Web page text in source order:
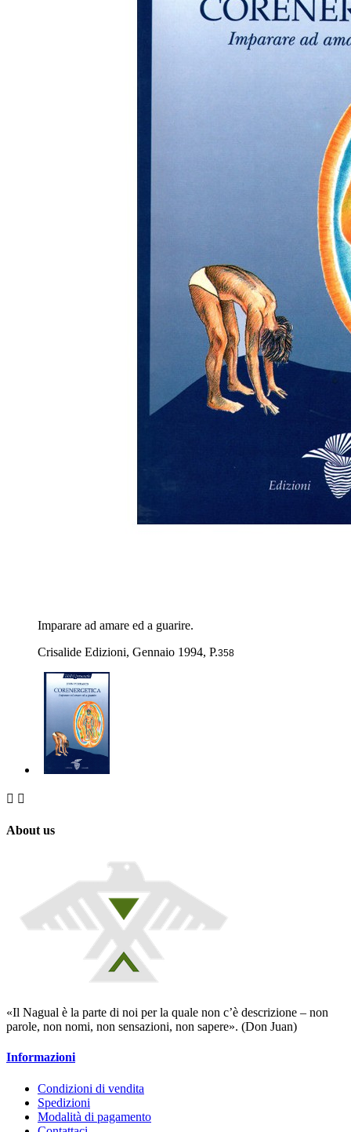
Imparare ad amare ed a guarire.
Crisalide Edizioni, Gennaio 1994, P.358
 
About us
«Il Nagual è la parte di noi per la quale non c’è descrizione – non
parole, non nomi, non sensazioni, non sapere». (Don Juan)
Informazioni
Condizioni di vendita
Spedizioni
Modalità di pagamento